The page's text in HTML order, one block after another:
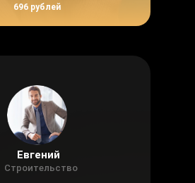
Евгений
Строительство
696 рублей